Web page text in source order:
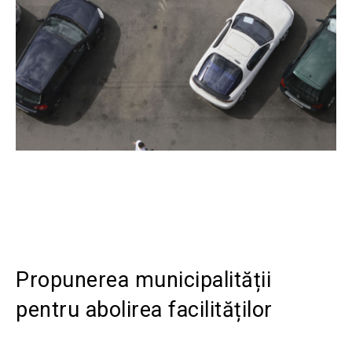
Propunerea municipalității
pentru abolirea facilităților